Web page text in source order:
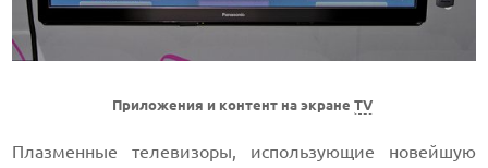
Приложения и контент на экране TV
Плазменные телевизоры, использующие новейшую